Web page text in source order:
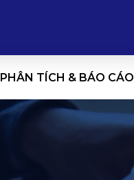
PHÂN TÍCH & BÁO CÁO